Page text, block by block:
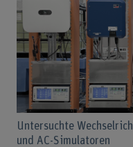
Untersuchte
und AC-Simulatoren